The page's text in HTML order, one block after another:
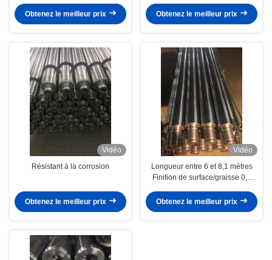
précise pour les tiges de
Obtenez le meilleur prix Obtenez le meilleur prix
Vidéo
Résistant à la corrosion
Obtenez le meilleur prix
Vidéo
Longueur entre 6 et 8,1 mètres
Finition de surface/graisse 0,2
Obtenez le meilleur prix